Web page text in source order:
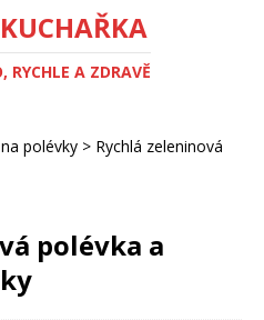
RYCHLE A ZDRAVĚ
polévky > Rychlá zeleninová
polévka a